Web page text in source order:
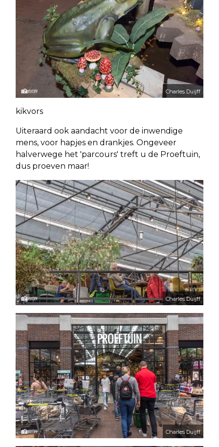
Charles Duijff
kikvors
Uiteraard ook aandacht voor de inwendige
mens, voor hapjes en drankjes. Ongeveer
halverwege het 'parcours' treft u de Proeftuin,
dus proeven maar!
Charles Duijff
Charles Duijff